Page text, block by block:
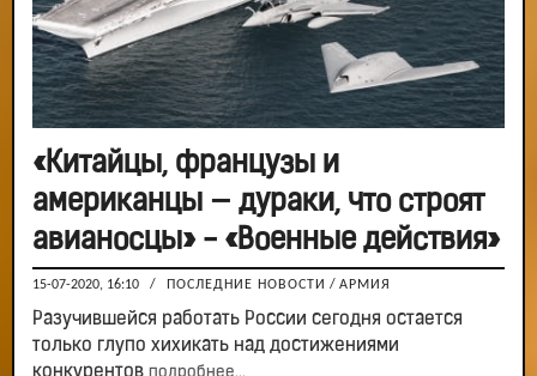
«Китайцы, французы и
американцы — дураки, что строят
авианосцы» - «Военные действия»
15-07-2020, 16:10 / ПОСЛЕДНИЕ НОВОСТИ / АРМИЯ
Разучившейся работать России сегодня остается
только глупо хихикать над достижениями